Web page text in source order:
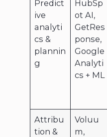
Predict
ive
analyti
cs &
plannin
g
HubSp
ot AI,
GetRes
ponse,
Google
Analyti
cs + ML
Attribu
tion &
Voluu
m,